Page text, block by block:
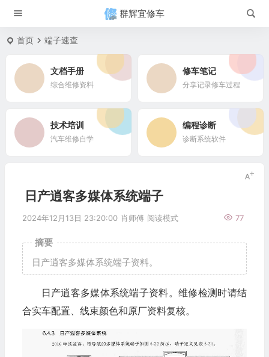
群辉宜修车
首页 端子速查
文档手册
综合维修资料
修车笔记
分享记录修车过程
技术培训
汽车维修自学
编程诊断
诊断系统软件
日产逍客多媒体系统端子
2024年12月13日 23:20:00 肖师傅 77
阅读模式
摘要
日产逍客多媒体系统端子资料。
日产逍客多媒体系统端子资料。维修检测时请结
合实车配置、线束颜色和原厂资料复核。